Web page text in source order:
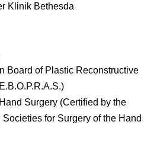
Klinik Bethesda
Board of Plastic Reconstructive
Surgery (Certified by the
for Surgery of the Hand